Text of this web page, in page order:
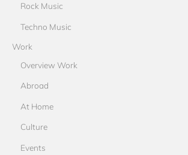
Rock Music
Techno Music
Work
Overview Work
Abroad
At Home
Culture
Events